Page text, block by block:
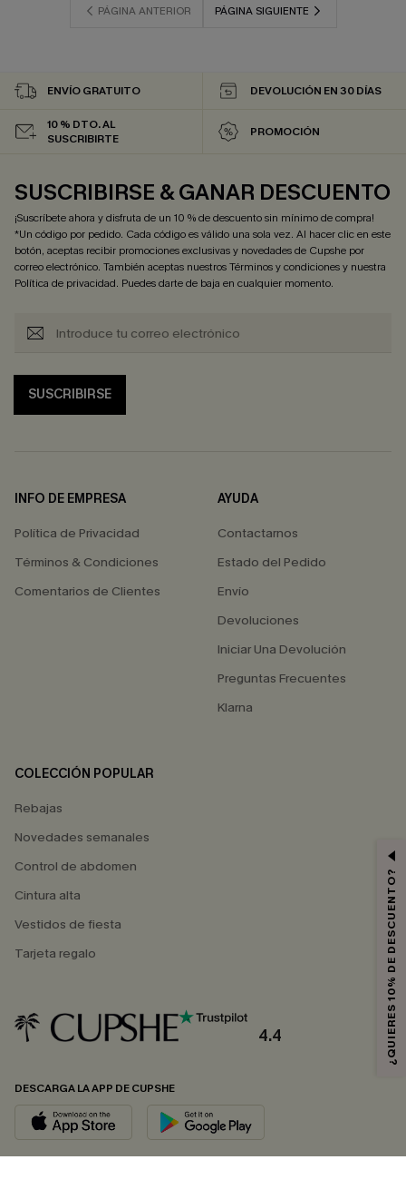
PÁGINA ANTERIOR PÁGINA SIGUIENTE
ENVÍO GRATUITO DEVOLUCIÓN EN 30 DÍAS
10 % DTO. AL
SUSCRIBIRTE
PROMOCIÓN
SUSCRIBIRSE & GANAR DESCUENTO
¡Suscríbete ahora y disfruta de un 10 % de descuento sin mínimo de compra!
*Un código por pedido. Cada código es válido una sola vez. Al hacer clic en este
botón, aceptas recibir promociones exclusivas y novedades de Cupshe por
correo electrónico. También aceptas nuestrosTérminos y condicionesy nuestra
Política de privacidad. Puedes darte de baja en cualquier momento.
SUSCRIBIRSE
INFO DE EMPRESA
Política de Privacidad
Términos & Condiciones
Comentarios de Clientes
AYUDA
Contactarnos
Estado del Pedido
Envío
Devoluciones
Iniciar Una Devolución
Preguntas Frecuentes
Klarna
COLECCIÓN POPULAR
Rebajas
Novedades semanales
Control de abdomen
Cintura alta
Vestidos de fiesta
Tarjeta regalo
4.4
DESCARGA LA APP DE CUPSHE
¿QUIERES 10% DE DESCUENTO?